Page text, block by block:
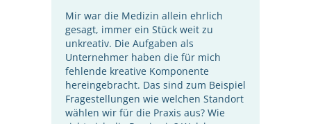
Mir war die Medizin allein ehrlich
gesagt, immer ein Stück weit zu
unkreativ. Die Aufgaben als
Unternehmer haben die für mich
fehlende kreative Komponente
hereingebracht. Das sind zum Beispiel
Fragestellungen wie welchen Standort
wählen wir für die Praxis aus? Wie